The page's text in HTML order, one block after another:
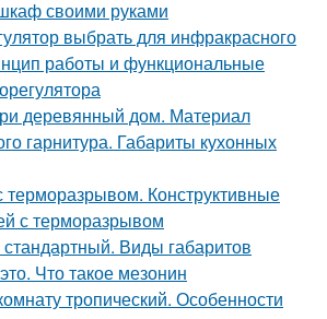
своими руками
выбрать для инфракрасного
работы и функциональные
деревянный дом. Материал
гарнитура. Габариты кухонных
терморазрывом. Конструктивные
с терморазрывом
Виды габаритов
Что такое мезонин
тропический. Особенности